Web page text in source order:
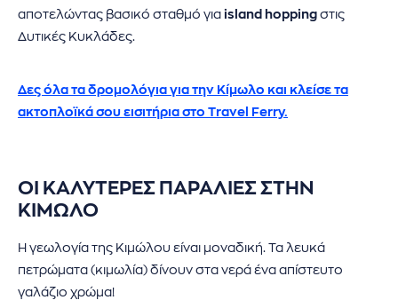
αποτελώντας βασικό σταθμό για island hopping στις
Δυτικές Κυκλάδες.
Δες όλα τα δρομολόγια για την Κίμωλο και κλείσε τα
ακτοπλοϊκά σου εισιτήρια στο Travel Ferry.
ΟΙ ΚΑΛΥΤΕΡΕΣ ΠΑΡΑΛΙΕΣ ΣΤΗΝ
ΚΙΜΩΛΟ
Η γεωλογία της Κιμώλου είναι μοναδική. Τα λευκά
πετρώματα (κιμωλία) δίνουν στα νερά ένα απίστευτο
γαλάζιο χρώμα!